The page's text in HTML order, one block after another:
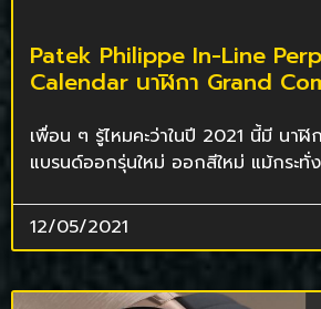
Patek Philippe In-Line
Calendar นาฬิกา Grand
เพื่อน ๆ รู้ไหมคะว่าในปี 2021 นี้มี นา
แบรนด์ออกรุ่นใหม่ ออกสีใหม่ แม้กระ
12/05/2021